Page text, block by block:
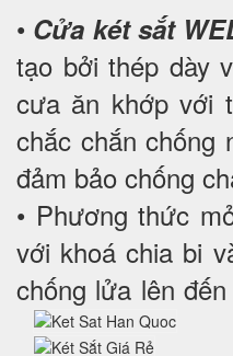
• Cửa két sắt
tạo bởi thép dày
cưa ăn khớp với
chắc chắn chống
đảm bảo chống
• Phương thức
với khoá chia bi
chống lửa lên